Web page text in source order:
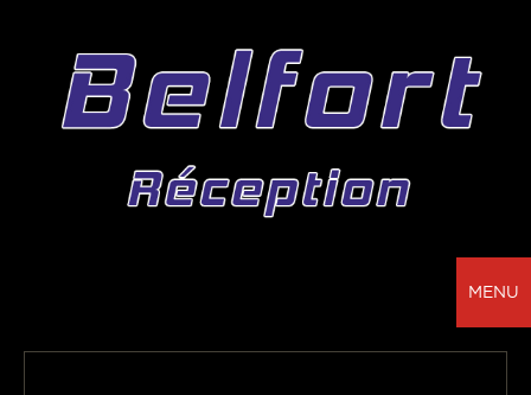
MENU
BELFORT RÉCEPTION - VOTRE PARTENAIRE